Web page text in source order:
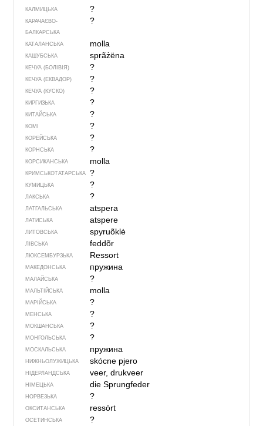
КАЛМИЦЬКА ?
КАРАЧАЄВО-
БАЛКАРСЬКА
?
КАТАЛАНСЬКА molla
КАШУБСЬКА sprãżëna
КЕЧУА (БОЛІВІЯ) ?
КЕЧУА (ЕКВАДОР) ?
КЕЧУА (КУСКО) ?
КИРГИЗЬКА ?
КИТАЙСЬКА ?
КОМІ ?
КОРЕЙСЬКА ?
КОРНСЬКА ?
КОРСИКАНСЬКА molla
КРИМСЬКОТАТАРСЬКА ?
КУМИЦЬКА ?
ЛАКСЬКА ?
ЛАТГАЛЬСЬКА atspera
ЛАТИСЬКА atspere
ЛИТОВСЬКА spyruõklė
ЛІВСЬКА feddõr
ЛЮКСЕМБУРЗЬКА Ressort
МАКЕДОНСЬКА пружина
МАЛАЙСЬКА ?
МАЛЬТІЙСЬКА molla
МАРІЙСЬКА ?
МЕНСЬКА ?
МОКШАНСЬКА ?
МОНГОЛЬСЬКА ?
МОСКАЛЬСЬКА пружина
НИЖНЬОЛУЖИЦЬКА skócne pjero
НІДЕРЛАНДСЬКА veer, drukveer
НІМЕЦЬКА die Sprungfeder
НОРВЕЗЬКА ?
ОКСИТАНСЬКА ressòrt
ОСЕТИНСЬКА ?